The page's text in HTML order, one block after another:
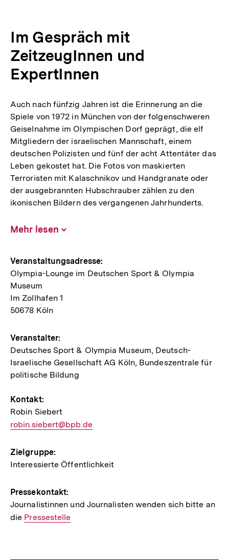
Im Gespräch mit
ZeitzeugInnen und
ExpertInnen
Auch nach fünfzig Jahren ist die Erinnerung an die
Spiele von 1972 in München von der folgenschweren
Geiselnahme im Olympischen Dorf geprägt, die elf
Mitgliedern der israelischen Mannschaft, einem
deutschen Polizisten und fünf der acht Attentäter das
Leben gekostet hat. Die Fotos von maskierten
Terroristen mit Kalaschnikov und Handgranate oder
der ausgebrannten Hubschrauber zählen zu den
ikonischen Bildern des vergangenen Jahrhunderts.
Mehr lesen
Hinweise
zur
Veranstaltung
Veranstaltungsadresse:
Olympia-Lounge im Deutschen Sport & Olympia
Museum
Im Zollhafen 1
50678 Köln
Veranstalter:
Deutsches Sport & Olympia Museum, Deutsch-
Israelische Gesellschaft AG Köln, Bundeszentrale für
politische Bildung
Kontakt:
Robin Siebert
E-
Link:
robin.siebert@bpb.de
Zielgruppe:
Interessierte Öffentlichkeit
Pressekontakt:
Journalistinnen und Journalisten wenden sich bitte an
die Interner
Pressestelle